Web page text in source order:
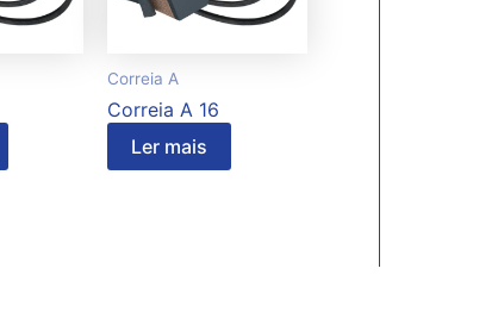
Correia A
Correia A 16
Ler mais